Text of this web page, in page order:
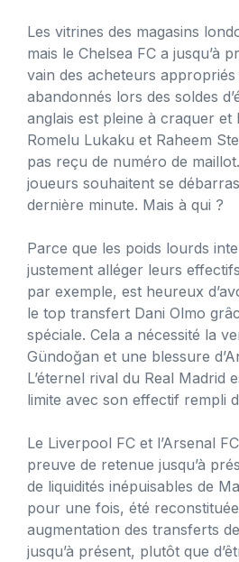
Les vitrines des magasins
mais le Chelsea FC a jusqu’à
vain des acheteurs
abandonnés lors des soldes
anglais est pleine à craquer et
Romelu Lukaku et Raheem
pas reçu de numéro de
joueurs souhaitent se
dernière minute. Mais à qui ?
Parce que les poids lourds
justement alléger leurs
par exemple, est heureux
le top transfert Dani Olmo
spéciale. Cela a nécessité la
Gündoğan et une blessure
L’éternel rival du Real Madrid
limite avec son effectif rempli
Le Liverpool FC et l’Arsenal
preuve de retenue jusqu’à
de liquidités inépuisables de
pour une fois, été
augmentation des transferts
jusqu’à présent, plutôt que